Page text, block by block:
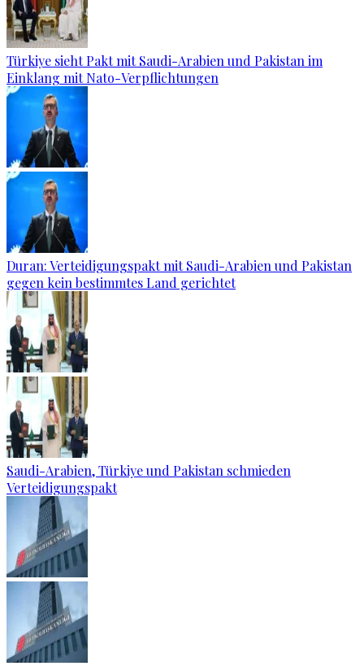
Türkiye sieht Pakt mit Saudi-Arabien und Pakistan im
Einklang mit Nato-Verpflichtungen
Duran: Verteidigungspakt mit Saudi-Arabien und Pakistan
gegen kein bestimmtes Land gerichtet
Saudi-Arabien, Türkiye und Pakistan schmieden
Verteidigungspakt